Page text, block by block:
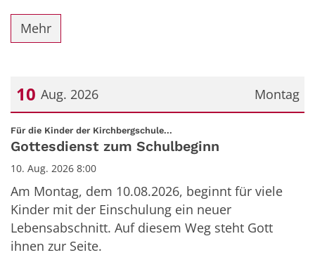
Mehr
Montag
10 Aug. 2026
Datum: 10. August 2026
Für die Kinder der Kirchbergschule...
Gottesdienst zum Schulbeginn
10. Aug. 2026 8:00
Am Montag, dem 10.08.2026, beginnt für viele
Kinder mit der Einschulung ein neuer
Lebensabschnitt. Auf diesem Weg steht Gott
ihnen zur Seite.